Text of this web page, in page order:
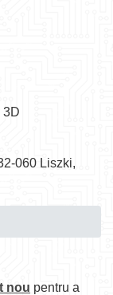
3D
060 Liszki,
nou pentru a